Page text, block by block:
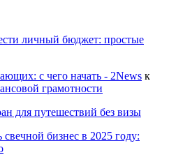
личный бюджет: простые
с чего начать - 2News к
грамотности
для путешествий без визы
свечной бизнес в 2025 году: